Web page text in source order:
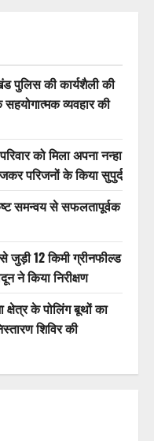
पुलिस की कार्यशैली की
व्यवहार की
को मिला अपना नन्हा
परिजनों के किया सुपुर्द
समन्वय से सफलतापूर्वक
जुड़ी 12 किमी ग्रीनफील्ड
ने किया निरीक्षण
क्षेत्र के पोलिंग बूथों का
शिविर की